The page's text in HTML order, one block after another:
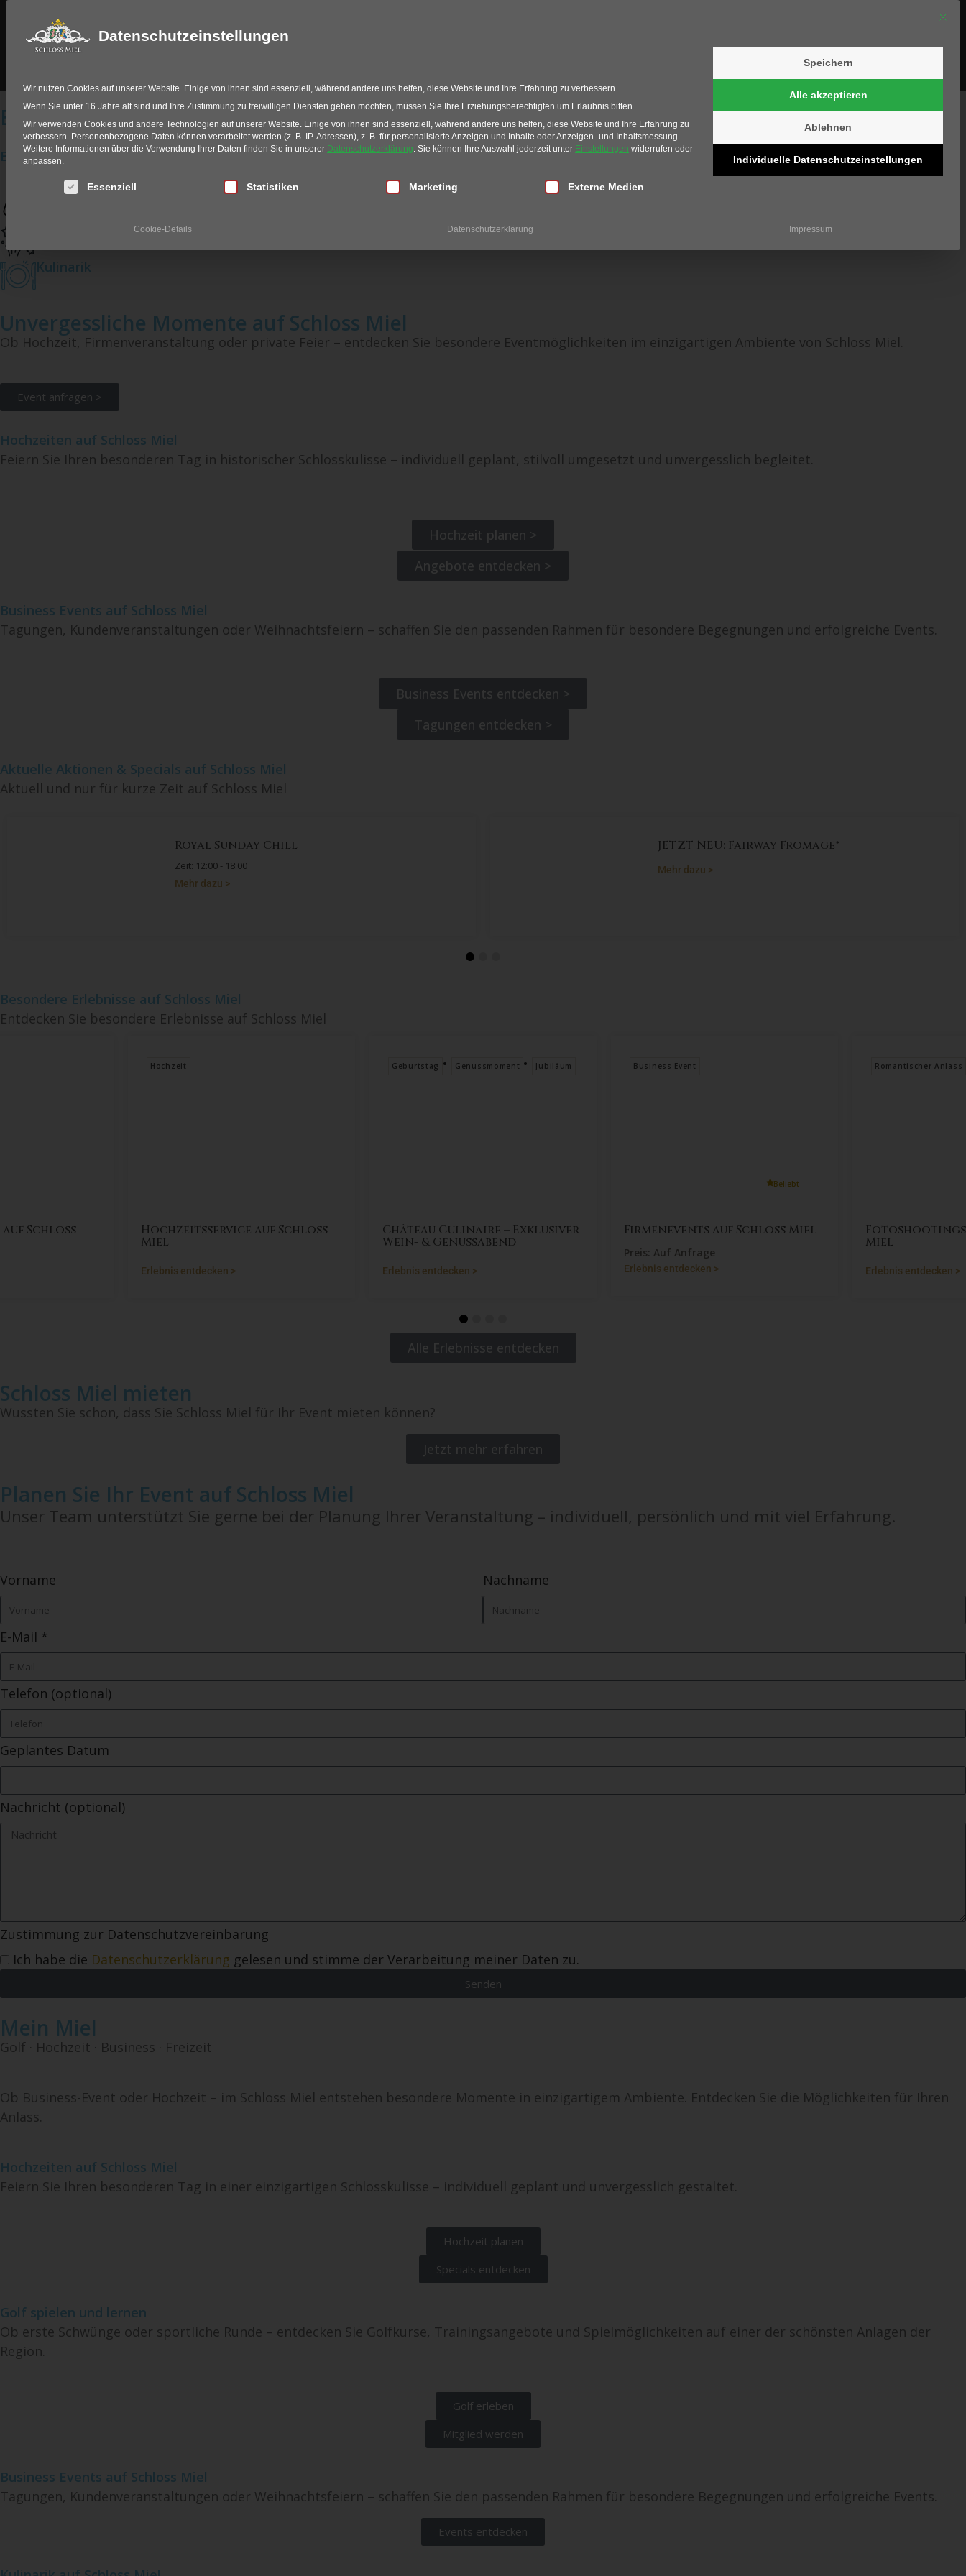
HIO Fitting Schloss Miel Golf Events Restaurant Golfschule Kontakt
Events auf Schloss Miel
Bereich wählen
Kulinarik
Unvergessliche Momente auf Schloss Miel
Ob Hochzeit, Firmenveranstaltung oder private Feier – entdecken Sie besondere Eventmöglichkeiten im einzigartigen Ambiente von Schloss Miel.
Event anfragen >
Hochzeiten auf Schloss Miel
Feiern Sie Ihren besonderen Tag in historischer Schlosskulisse – individuell geplant, stilvoll umgesetzt und unvergesslich begleitet.
Hochzeit planen >
Angebote entdecken >
Business Events auf Schloss Miel
Tagungen, Kundenveranstaltungen oder Weihnachtsfeiern – schaffen Sie den passenden Rahmen für besondere Begegnungen und erfolgreiche Events.
Business Events entdecken >
Tagungen entdecken >
Aktuelle Aktionen & Specials auf Schloss Miel
Aktuell und nur für kurze Zeit auf Schloss Miel
Pfifferlinge im
Besondere Erlebnisse auf Schloss Miel
Entdecken Sie besondere Erlebnisse auf Schloss Miel
Schloss
Hochzeit
Hochzeitsservice auf Schloss
Miel
Erlebnis entdecken >
Geburtstag • Genussmoment • Jubiläum
Château Culinaire – Exklusiver
Wein- & Genussabend
Erlebnis entdecken >
Business Event
Beliebt
Firmenevents auf Schloss Miel
Preis: Auf Anfrage
Erlebnis entdecken >
Romantischer Anlass
Fotoshootings
Miel
Erlebnis entdecken >
Alle Erlebnisse entdecken
Schloss Miel mieten
Wussten Sie schon, dass Sie Schloss Miel für Ihr Event mieten können?
Jetzt mehr erfahren
Planen Sie Ihr Event auf Schloss Miel
Unser Team unterstützt Sie gerne bei der Planung Ihrer Veranstaltung – individuell, persönlich und mit viel Erfahrung.
Vorname Nachname
E-Mail *
Telefon (optional)
Geplantes Datum
Nachricht (optional)
Zustimmung zur Datenschutzvereinbarung
Ich habe die Datenschutzerklärung gelesen und stimme der Verarbeitung meiner Daten zu.
Senden
Mein Miel
Golf · Hochzeit · Business · Freizeit
Ob Business-Event oder Hochzeit – im Schloss Miel entstehen besondere Momente in einzigartigem Ambiente. Entdecken Sie die Möglichkeiten für Ihren
Anlass.
Hochzeiten auf Schloss Miel
Feiern Sie Ihren besonderen Tag in einer einzigartigen Schlosskulisse – individuell geplant und unvergesslich gestaltet.
Hochzeit planen
Specials entdecken
Golf spielen und lernen
Ob erste Schwünge oder sportliche Runde – entdecken Sie Golfkurse, Trainingsangebote und Spielmöglichkeiten auf einer der schönsten Anlagen der
Region.
Golf erleben
Mitglied werden
Business Events auf Schloss Miel
Tagungen, Kundenveranstaltungen oder Weihnachtsfeiern – schaffen Sie den passenden Rahmen für besondere Begegnungen und erfolgreiche Events.
Events entdecken
Mit
Datenschutzeinstellungen
Wir nutzen Cookies auf unserer Website. Einige von ihnen sind essenziell, während andere uns helfen, diese Website und Ihre Erfahrung zu verbessern.
Wenn Sie unter 16 Jahre alt sind und Ihre Zustimmung zu freiwilligen Diensten geben möchten, müssen Sie Ihre Erziehungsberechtigten um Erlaubnis bitten.
Wir verwenden Cookies und andere Technologien auf unserer Website. Einige von ihnen sind essenziell, während andere uns helfen, diese Website und Ihre Erfahrung zu
verbessern. Personenbezogene Daten können verarbeitet werden (z. B. IP-Adressen), z. B. für personalisierte Anzeigen und Inhalte oder Anzeigen- und Inhaltsmessung.
Weitere Informationen über die Verwendung Ihrer Daten finden Sie in unserer Datenschutzerklärung. Sie können Ihre Auswahl jederzeit unter Einstellungen widerrufen oder
anpassen.
Es folgt eine Liste der Service-Gruppen, für die eine Einwilligung erteilt werden kann. Die erste Service-Gruppe ist essenziell und kann nicht abgewählt werden.
Essenziell Statistiken Marketing Externe Medien
Speichern
Alle akzeptieren
Ablehnen
Individuelle Datenschutzeinstellungen
Cookie-Details Datenschutzerklärung Impressum